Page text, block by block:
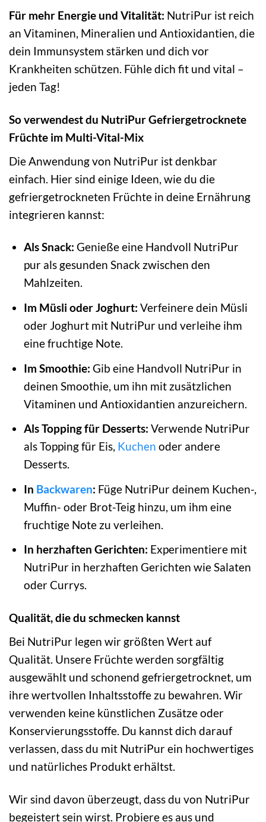
Für mehr Energie und Vitalität: NutriPur ist reich
an Vitaminen, Mineralien und Antioxidantien, die
dein Immunsystem stärken und dich vor
Krankheiten schützen. Fühle dich fit und vital –
jeden Tag!
So verwendest du NutriPur Gefriergetrocknete
Früchte im Multi-Vital-Mix
Die Anwendung von NutriPur ist denkbar
einfach. Hier sind einige Ideen, wie du die
gefriergetrockneten Früchte in deine Ernährung
integrieren kannst:
Als Snack: Genieße eine Handvoll NutriPur
pur als gesunden Snack zwischen den
Mahlzeiten.
Im Müsli oder Joghurt: Verfeinere dein Müsli
oder Joghurt mit NutriPur und verleihe ihm
eine fruchtige Note.
Im Smoothie: Gib eine Handvoll NutriPur in
deinen Smoothie, um ihn mit zusätzlichen
Vitaminen und Antioxidantien anzureichern.
Als Topping für Desserts: Verwende NutriPur
als Topping für Eis, Kuchen oder andere
Desserts.
In Backwaren: Füge NutriPur deinem Kuchen-,
Muffin- oder Brot-Teig hinzu, um ihm eine
fruchtige Note zu verleihen.
In herzhaften Gerichten: Experimentiere mit
NutriPur in herzhaften Gerichten wie Salaten
oder Currys.
Qualität, die du schmecken kannst
Bei NutriPur legen wir größten Wert auf
Qualität. Unsere Früchte werden sorgfältig
ausgewählt und schonend gefriergetrocknet, um
ihre wertvollen Inhaltsstoffe zu bewahren. Wir
verwenden keine künstlichen Zusätze oder
Konservierungsstoffe. Du kannst dich darauf
verlassen, dass du mit NutriPur ein hochwertiges
und natürliches Produkt erhältst.
Wir sind davon überzeugt, dass du von NutriPur
begeistert sein wirst. Probiere es aus und